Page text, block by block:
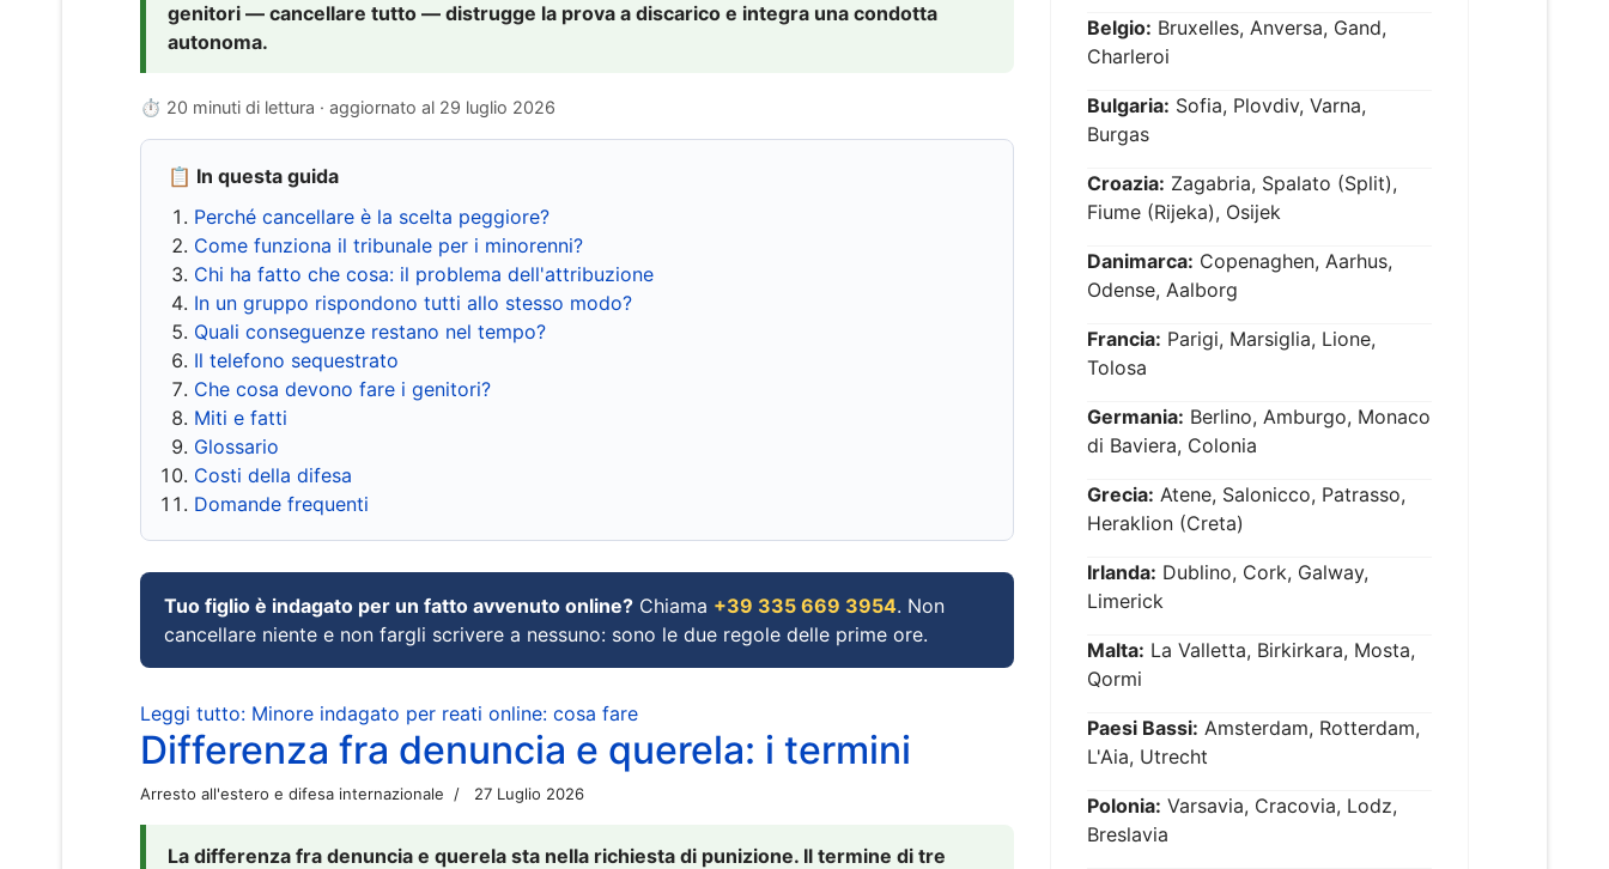
genitori — cancellare tutto — distrugge la prova a discarico e integra una condotta
autonoma.
⏱ 20 minuti di lettura · aggiornato al 29 luglio 2026
📋 In questa guida
Perché cancellare è la scelta peggiore?
Come funziona il tribunale per i minorenni?
Chi ha fatto che cosa: il problema dell'attribuzione
In un gruppo rispondono tutti allo stesso modo?
Quali conseguenze restano nel tempo?
Il telefono sequestrato
Che cosa devono fare i genitori?
Miti e fatti
Glossario
Costi della difesa
Domande frequenti
Tuo figlio è indagato per un fatto avvenuto online? Chiama +39 335 669 3954. Non
cancellare niente e non fargli scrivere a nessuno: sono le due regole delle prime ore.
Leggi tutto: Minore indagato per reati online: cosa fare
Differenza fra denuncia e querela: i termini
Arresto all'estero e difesa internazionale 27 Luglio 2026
La differenza fra denuncia e querela sta nella richiesta di punizione. Il termine di tre
Belgio: Bruxelles, Anversa, Gand,
Charleroi
Bulgaria: Sofia, Plovdiv, Varna,
Burgas
Croazia: Zagabria, Spalato (Split),
Fiume (Rijeka), Osijek
Danimarca: Copenaghen, Aarhus,
Odense, Aalborg
Francia: Parigi, Marsiglia, Lione,
Tolosa
Germania: Berlino, Amburgo, Monaco
di Baviera, Colonia
Grecia: Atene, Salonicco, Patrasso,
Heraklion (Creta)
Irlanda: Dublino, Cork, Galway,
Limerick
Malta: La Valletta, Birkirkara, Mosta,
Qormi
Paesi Bassi: Amsterdam, Rotterdam,
L'Aia, Utrecht
Polonia: Varsavia, Cracovia, Lodz,
Breslavia